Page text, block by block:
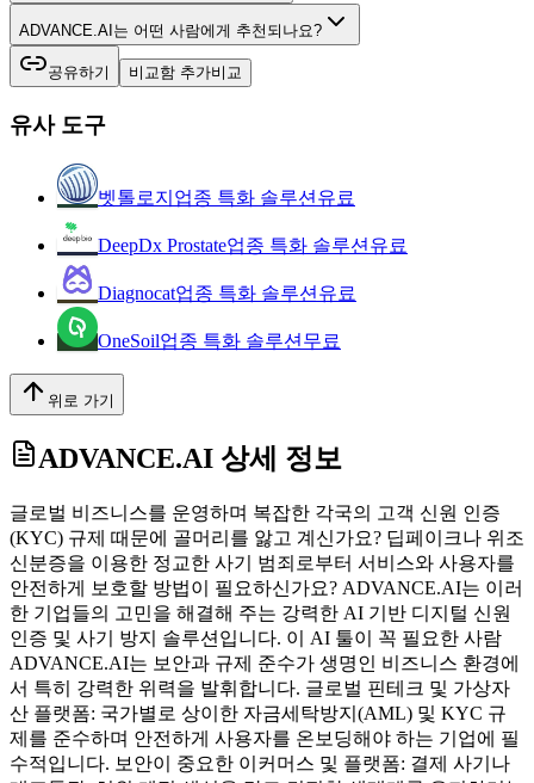
ADVANCE.AI는 어떤 사람에게 추천되나요?
공유하기 비교함 추가비교
유사 도구
벳톨로지 업종 특화 솔루션 유료
DeepDx Prostate업종 특화 솔루션 유료
Diagnocat업종 특화 솔루션 유료
OneSoil업종 특화 솔루션 무료
위로 가기
ADVANCE.AI 상세 정보
글로벌 비즈니스를 운영하며 복잡한 각국의 고객 신원 인증
(KYC) 규제 때문에 골머리를 앓고 계신가요? 딥페이크나 위조
신분증을 이용한 정교한 사기 범죄로부터 서비스와 사용자를
안전하게 보호할 방법이 필요하신가요? ADVANCE.AI는 이러
한 기업들의 고민을 해결해 주는 강력한 AI 기반 디지털 신원
인증 및 사기 방지 솔루션입니다. 이 AI 툴이 꼭 필요한 사람
ADVANCE.AI는 보안과 규제 준수가 생명인 비즈니스 환경에
서 특히 강력한 위력을 발휘합니다. 글로벌 핀테크 및 가상자
산 플랫폼: 국가별로 상이한 자금세탁방지(AML) 및 KYC 규
제를 준수하며 안전하게 사용자를 온보딩해야 하는 기업에 필
수적입니다. 보안이 중요한 이커머스 및 플랫폼: 결제 사기나